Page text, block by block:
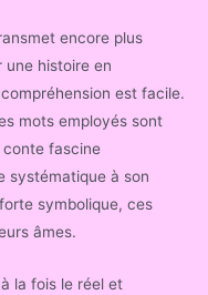
encore plus
une histoire en
est facile.
mots employés sont
conte fascine
systématique à son
symbolique, ces
âmes.
la fois le réel et